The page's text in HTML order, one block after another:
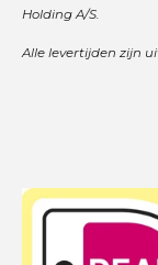
Holding A/S.
Alle levertijden zijn